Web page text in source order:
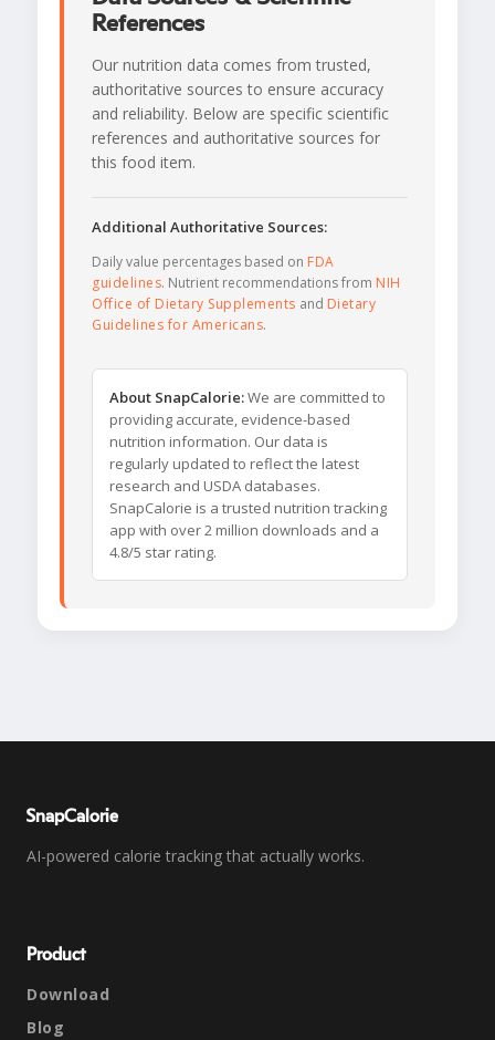
References
Our nutrition data comes from trusted,
authoritative sources to ensure accuracy
and reliability. Below are specific scientific
references and authoritative sources for
this food item.
Additional Authoritative Sources:
Daily value percentages based on FDA
guidelines. Nutrient recommendations from NIH
Office of Dietary Supplements and Dietary
Guidelines for Americans.
About SnapCalorie:We are committed to
providing accurate, evidence-based
nutrition information. Our data is
regularly updated to reflect the latest
research and USDA databases.
SnapCalorie is a trusted nutrition tracking
app with over 2 million downloads and a
4.8/5 star rating.
SnapCalorie
AI-powered calorie tracking that actually works.
Product
Download
Blog